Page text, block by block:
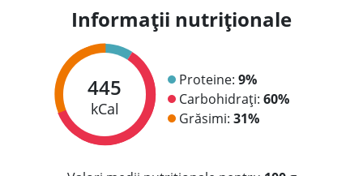
Informații nutriționale
445
kCal
Proteine: 9%
Carbohidrați: 60%
Grăsimi: 31%